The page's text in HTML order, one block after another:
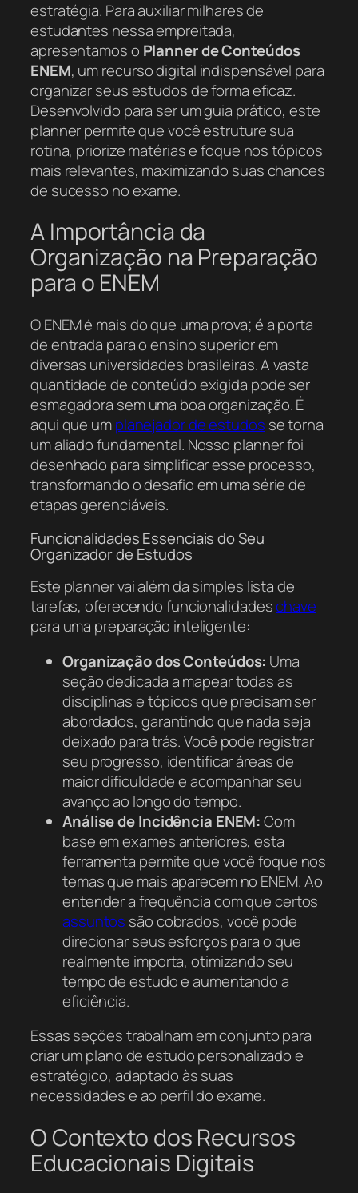
estratégia. Para auxiliar milhares de
estudantes nessa empreitada,
apresentamos o Planner de Conteúdos
ENEM, um recurso digital indispensável para
organizar seus estudos de forma eficaz.
Desenvolvido para ser um guia prático, este
planner permite que você estruture sua
rotina, priorize matérias e foque nos tópicos
mais relevantes, maximizando suas chances
de sucesso no exame.
A Importância da
Organização na Preparação
para o ENEM
O ENEM é mais do que uma prova; é a porta
de entrada para o ensino superior em
diversas universidades brasileiras. A vasta
quantidade de conteúdo exigida pode ser
esmagadora sem uma boa organização. É
aqui que umplanejador de estudos se torna
um aliado fundamental. Nosso planner foi
desenhado para simplificar esse processo,
transformando o desafio em uma série de
etapas gerenciáveis.
Funcionalidades Essenciais do Seu
Organizador de Estudos
Este planner vai além da simples lista de
tarefas, oferecendo funcionalidadeschave
para uma preparação inteligente:
Organização dos Conteúdos: Uma
seção dedicada a mapear todas as
disciplinas e tópicos que precisam ser
abordados, garantindo que nada seja
deixado para trás. Você pode registrar
seu progresso, identificar áreas de
maior dificuldade e acompanhar seu
avanço ao longo do tempo.
Análise de Incidência ENEM:Com
base em exames anteriores, esta
ferramenta permite que você foque nos
temas que mais aparecem no ENEM. Ao
entender a frequência com que certos
assuntos são cobrados, você pode
direcionar seus esforços para o que
realmente importa, otimizando seu
tempo de estudo e aumentando a
eficiência.
Essas seções trabalham em conjunto para
criar um plano de estudo personalizado e
estratégico, adaptado às suas
necessidades e ao perfil do exame.
O Contexto dos Recursos
Educacionais Digitais